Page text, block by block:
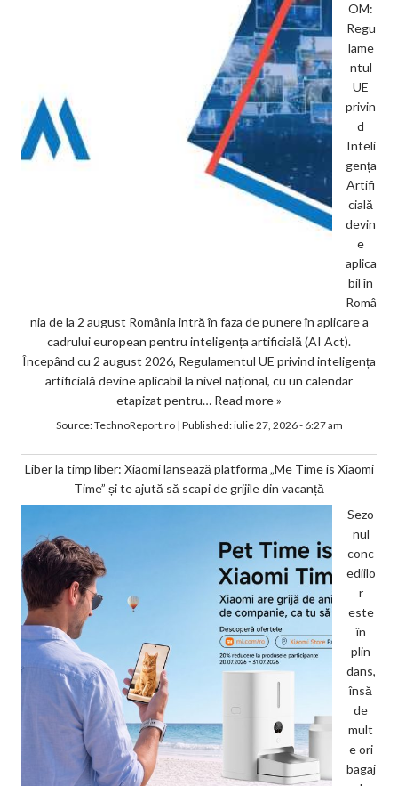
OM:
Regu
lame
ntul
UE
privin
d
Inteli
gența
Artifi
cială
devin
e
aplica
bil în
Româ
nia de la 2 august România intră în faza de punere în aplicare a
cadrului european pentru inteligența artificială (AI Act).
Începând cu 2 august 2026, Regulamentul UE privind inteligența
artificială devine aplicabil la nivel național, cu un calendar
etapizat pentru… Read more »
Source:TechnoReport.ro| Published:iulie 27, 2026 - 6:27 am
Liber la timp liber: Xiaomi lansează platforma „Me Time is Xiaomi
Time” și te ajută să scapi de grijile din vacanță
Sezo
nul
conc
ediilo
r
este
în
plin
dans,
însă
de
mult
e ori
bagaj